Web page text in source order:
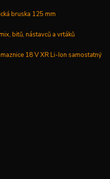
bruska 125 mm
bitů, nástavců a vrtáků
18 V XR Li-Ion samostatný